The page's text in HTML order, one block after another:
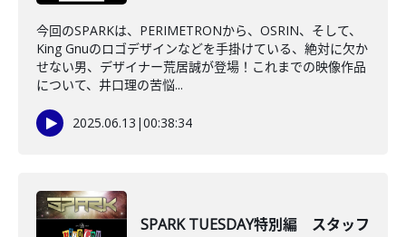
今回のSPARKは、PERIMETRONから、OSRIN、そして、
King Gnuのロゴデザインなどを手掛けている、絶対に欠か
せない男、デザイナー荒居誠が登場！これまでの映像作品
について、井口理の苦悩...
2025.06.13 |00:38:34
SPARK TUESDAY特別編 スタッフ